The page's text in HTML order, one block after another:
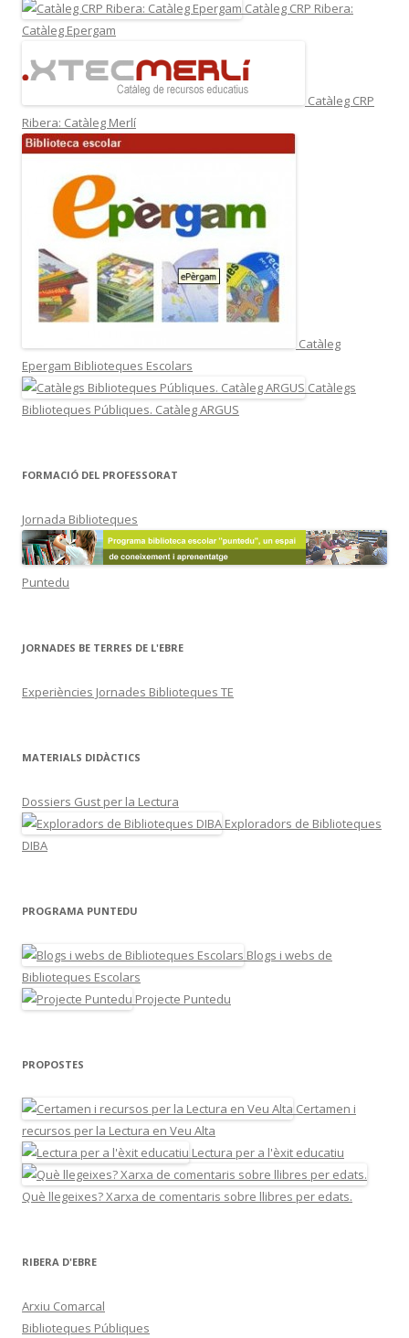
Catàleg CRP Ribera:
Catàleg Epergam
Catàleg CRP
Ribera: Catàleg Merlí
Catàleg
Epergam Biblioteques Escolars
Catàlegs
Biblioteques Públiques. Catàleg ARGUS
FORMACIÓ DEL PROFESSORAT
Jornada Biblioteques
Puntedu
JORNADES BE TERRES DE L'EBRE
Experiències Jornades Biblioteques TE
MATERIALS DIDÀCTICS
Dossiers Gust per la Lectura
Exploradors de Biblioteques
DIBA
PROGRAMA PUNTEDU
Blogs i webs de
Biblioteques Escolars
Projecte Puntedu
PROPOSTES
Certamen i
recursos per la Lectura en Veu Alta
Lectura per a l'èxit educatiu
Què llegeixes? Xarxa de comentaris sobre llibres per edats.
RIBERA D'EBRE
Arxiu Comarcal
Biblioteques Públiques